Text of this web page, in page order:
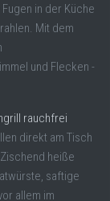
in der Küche
Mit dem
und Flecken -
rauchfrei
direkt am Tisch
heiße
saftige
allem im